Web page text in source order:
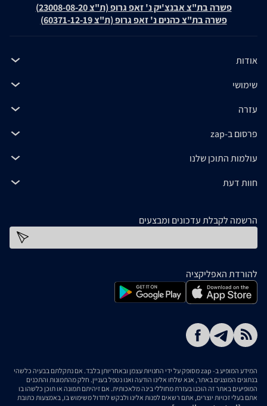
פשרה בת"צ אבנצ'יק נ' זאפ גרופ (ת"צ 23008-08-20)
פשרה בת"צ כהנים נ' זאפ גרופ (ת"צ 60371-12-19)
אודות
שימושי
עזרה
פרסום ב-zap
עולמות התוכן שלנו
חוות דעת
הרשמה לקבלת עדכונים ומבצעים
להורדת האפליקציה
המידע המופיע ב- zap מסופק על ידי החנויות עצמן ובאחריותן בלבד. אם נתקלתם בבעיה כלשהי
בנתונים המוצגים באתר, אנא שלחו אלינו הודעה ואנו נטפל בעניין. חלק מהתמונות והתכנים
המופיעים באתר זה הוכנו בעזרת מחוללי בינה מלאכותית. אם זיהיתם תמונה או תוכן כלשהו בו
אתם בעלי זכויות יוצרים, אתם רשאים לפנות אלינו ולבקש לחדול משימוש בו, באמצעות כתובת